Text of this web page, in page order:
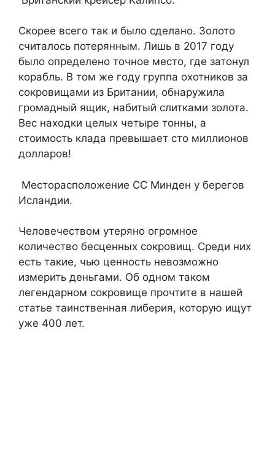
Скорее всего так и было сделано. Золото
считалось потерянным. Лишь в 2017 году
было определено точное место, где затонул
корабль. В том же году группа охотников за
сокровищами из Британии, обнаружила
громадный ящик, набитый слитками золота.
Вес находки целых четыре тонны, а
стоимость клада превышает сто миллионов
долларов!
Месторасположение СС Минден у берегов
Исландии.
Человечеством утеряно огромное
количество бесценных сокровищ. Среди них
есть такие, чью ценность невозможно
измерить деньгами. Об одном таком
легендарном сокровище прочтите в нашей
статье таинственная либерия, которую ищут
уже 400 лет.